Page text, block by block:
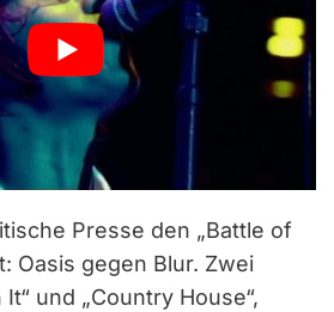
Presse den „Battle of
Oasis gegen Blur. Zwei
und „Country House“,